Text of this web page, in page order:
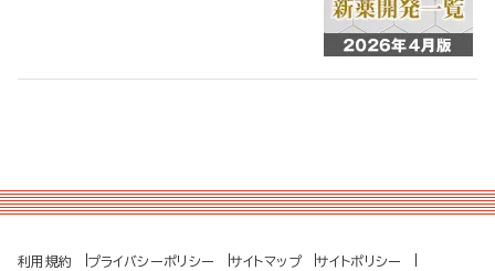
利用規約 プライバシーポリシー サイトマップ サイトポリシー